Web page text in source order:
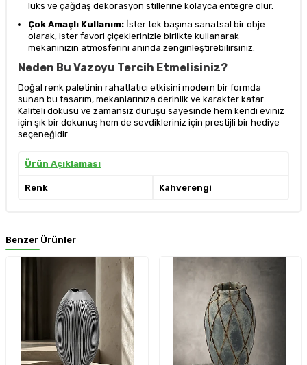
lüks ve çağdaş dekorasyon stillerine kolayca entegre olur.
Çok Amaçlı Kullanım: İster tek başına sanatsal bir obje
olarak, ister favori çiçeklerinizle birlikte kullanarak
mekanınızın atmosferini anında zenginleştirebilirsiniz.
Neden Bu Vazoyu Tercih Etmelisiniz?
Doğal renk paletinin rahatlatıcı etkisini modern bir formda
sunan bu tasarım, mekanlarınıza derinlik ve karakter katar.
Kaliteli dokusu ve zamansız duruşu sayesinde hem kendi eviniz
için şık bir dokunuş hem de sevdikleriniz için prestijli bir hediye
seçeneğidir.
Ürün Açıklaması
Renk Kahverengi
Benzer Ürünler